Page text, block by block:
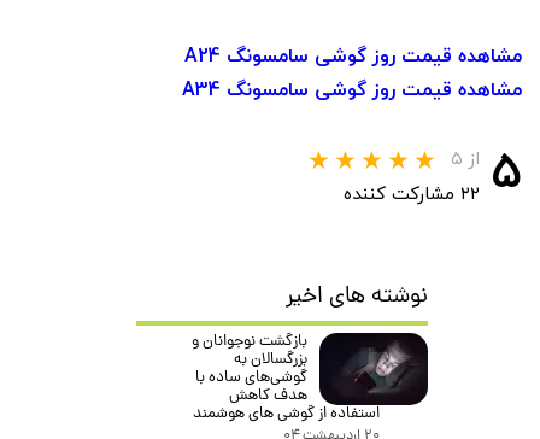
مشاهده قیمت روز گوشی سامسونگ A24
مشاهده قیمت روز گوشی سامسونگ A34
۵ از ۵
۲۲ مشارکت کننده
نوشته های اخیر
بازگشت نوجوانان و
بزرگسالان به
گوشی‌های ساده با
هدف کاهش
استفاده از گوشی های هوشمند